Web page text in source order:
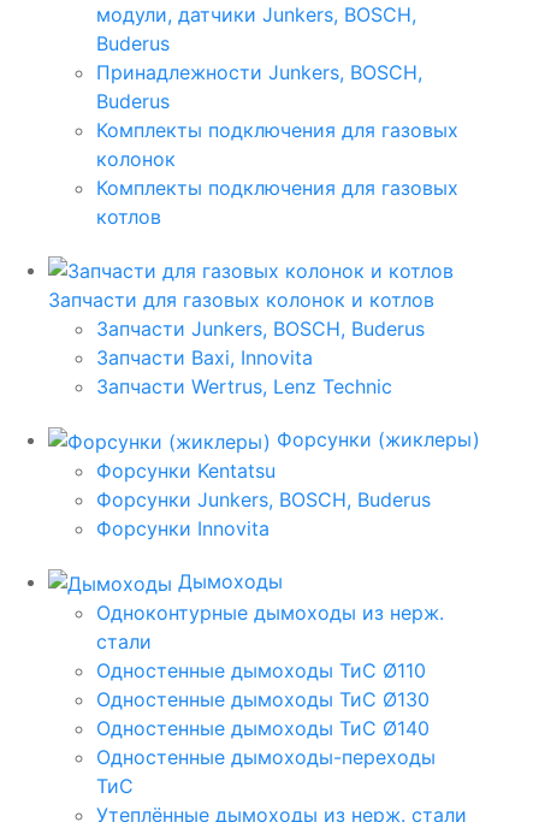
модули, датчики Junkers, BOSCH,
Buderus
Принадлежности Junkers, BOSCH,
Buderus
Комплекты подключения для газовых
колонок
Комплекты подключения для газовых
котлов
Запчасти для газовых колонок и котлов
Запчасти Junkers, BOSCH, Buderus
Запчасти Baxi, Innovita
Запчасти Wertrus, Lenz Technic
Форсунки (жиклеры)
Форсунки Kentatsu
Форсунки Junkers, BOSCH, Buderus
Форсунки Innovita
Дымоходы
Одноконтурные дымоходы из нерж.
стали
Одностенные дымоходы ТиС Ø110
Одностенные дымоходы ТиС Ø130
Одностенные дымоходы ТиС Ø140
Одностенные дымоходы-переходы
ТиС
Утеплённые дымоходы из нерж. стали